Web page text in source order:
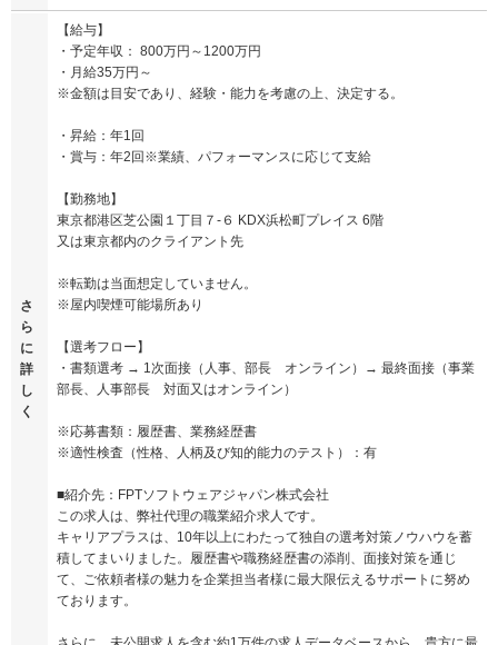
さ
ら
に
詳
し
く
【給与】
・予定年収： 800万円～1200万円
・月給35万円～
※金額は目安であり、経験・能力を考慮の上、決定する。
・昇給：年1回
・賞与：年2回※業績、パフォーマンスに応じて支給
【勤務地】
東京都港区芝公園１丁目７-６ KDX浜松町プレイス 6階
又は東京都内のクライアント先
※転勤は当面想定していません。
※屋内喫煙可能場所あり
【選考フロー】
・書類選考 → 1次面接（人事、部長 オンライン）→ 最終面接（事業
部長、人事部長 対面又はオンライン）
※応募書類：履歴書、業務経歴書
※適性検査（性格、人柄及び知的能力のテスト）：有
■紹介先：FPTソフトウェアジャパン株式会社
この求人は、弊社代理の職業紹介求人です。
キャリアプラスは、10年以上にわたって独自の選考対策ノウハウを蓄
積してまいりました。履歴書や職務経歴書の添削、面接対策を通じ
て、ご依頼者様の魅力を企業担当者様に最大限伝えるサポートに努め
ております。